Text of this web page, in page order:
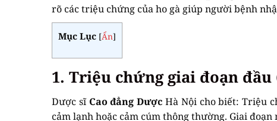
rõ các triệu chứng của ho gà giúp người bệnh
Mục Lục [Ẩn]
1. Triệu chứng giai đoạn
Dược sĩ Cao đẳng Dược Hà Nội cho biết: Triệu
cảm lạnh hoặc cảm cúm thông thường. Giai